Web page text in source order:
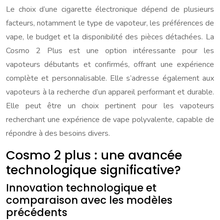
Le choix d’une cigarette électronique dépend de plusieurs
facteurs, notamment le type de vapoteur, les préférences de
vape, le budget et la disponibilité des pièces détachées. La
Cosmo 2 Plus est une option intéressante pour les
vapoteurs débutants et confirmés, offrant une expérience
complète et personnalisable. Elle s’adresse également aux
vapoteurs à la recherche d’un appareil performant et durable.
Elle peut être un choix pertinent pour les vapoteurs
recherchant une expérience de vape polyvalente, capable de
répondre à des besoins divers.
Cosmo 2 plus : une avancée
technologique significative?
Innovation technologique et
comparaison avec les modèles
précédents